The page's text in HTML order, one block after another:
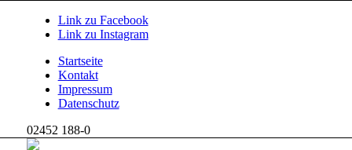
Link zu Facebook
Link zu Instagram
Startseite
Kontakt
Impressum
Datenschutz
02452 188-0